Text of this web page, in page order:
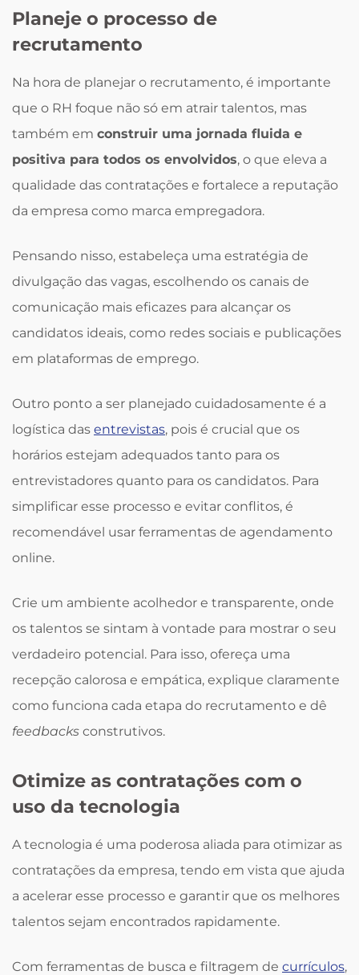
Planeje o processo de
recrutamento
Na hora de planejar o recrutamento, é importante
que o RH foque não só em atrair talentos, mas
também em construir uma jornada fluida e
positiva para todos os envolvidos, o que eleva a
qualidade das contratações e fortalece a reputação
da empresa como marca empregadora.
Pensando nisso, estabeleça uma estratégia de
divulgação das vagas, escolhendo os canais de
comunicação mais eficazes para alcançar os
candidatos ideais, como redes sociais e publicações
em plataformas de emprego.
Outro ponto a ser planejado cuidadosamente é a
logística das entrevistas, pois é crucial que os
horários estejam adequados tanto para os
entrevistadores quanto para os candidatos. Para
simplificar esse processo e evitar conflitos, é
recomendável usar ferramentas de agendamento
online.
Crie um ambiente acolhedor e transparente, onde
os talentos se sintam à vontade para mostrar o seu
verdadeiro potencial. Para isso, ofereça uma
recepção calorosa e empática, explique claramente
como funciona cada etapa do recrutamento e dê
feedbacks construtivos.
Otimize as contratações com o
uso da tecnologia
A tecnologia é uma poderosa aliada para otimizar as
contratações da empresa, tendo em vista que ajuda
a acelerar esse processo e garantir que os melhores
talentos sejam encontrados rapidamente.
Com ferramentas de busca e filtragem de currículos,